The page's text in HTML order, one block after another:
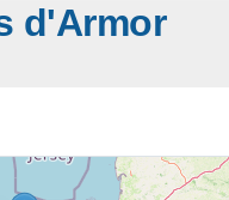
d'Armor